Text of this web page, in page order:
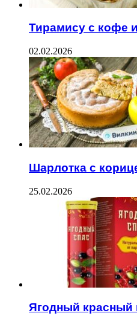
Тирамису с кофе
02.02.2026
Шарлотка с
25.02.2026
Ягодный красный